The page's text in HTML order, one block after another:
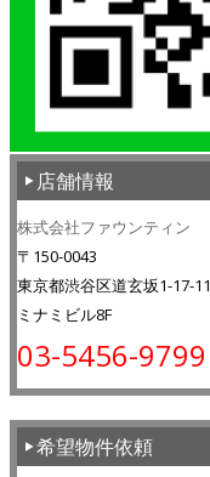
店舗情報
株式会社ファウンティン
〒150-0043
東京都渋谷区道玄坂1-17-11
ミナミビル8F
03-5456-9799
希望物件依頼